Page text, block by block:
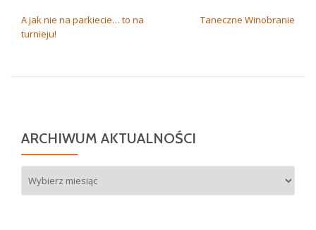
A jak nie na parkiecie… to na
turnieju!
Taneczne Winobranie
ARCHIWUM AKTUALNOŚCI
aktualności